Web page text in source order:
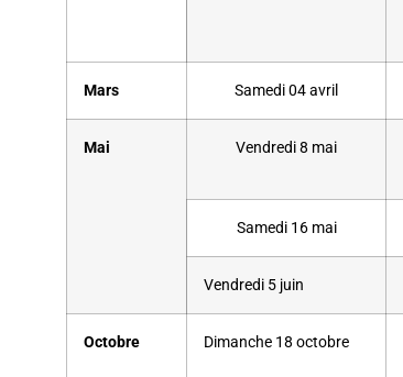
Mars Samedi 04 avril
Mai Vendredi 8 mai
Samedi 16 mai
Vendredi 5 juin
Octobre Dimanche 18 octobre